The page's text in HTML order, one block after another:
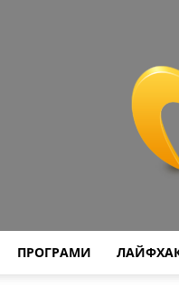
ПРОГРАМИ